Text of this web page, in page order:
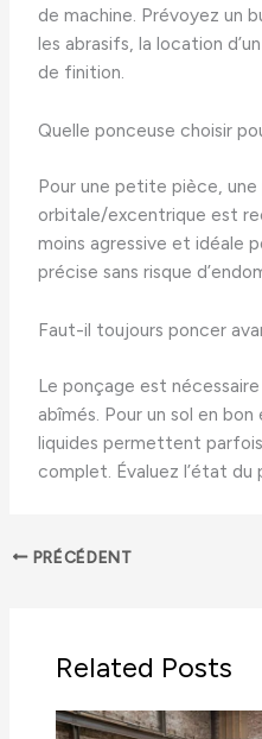
de machine. Prévoyez un
les abrasifs, la location
de finition.
Quelle ponceuse choisir
Pour une petite pièce, une
orbitale/excentrique est
moins agressive et idéale
précise sans risque
Faut-il toujours poncer
Le ponçage est
abîmés. Pour un sol en
liquides permettent
complet. Évaluez l’état
PRÉCÉDENT
Related Posts